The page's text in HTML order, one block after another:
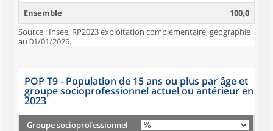
Ensemble
100,0
Source : Insee, RP2023 exploitation complémentaire, géographie
au 01/01/2026.
POP T9 - Population de 15 ans ou plus par âge et
groupe socioprofessionnel actuel ou antérieur en
2023
Groupe socioprofessionnel